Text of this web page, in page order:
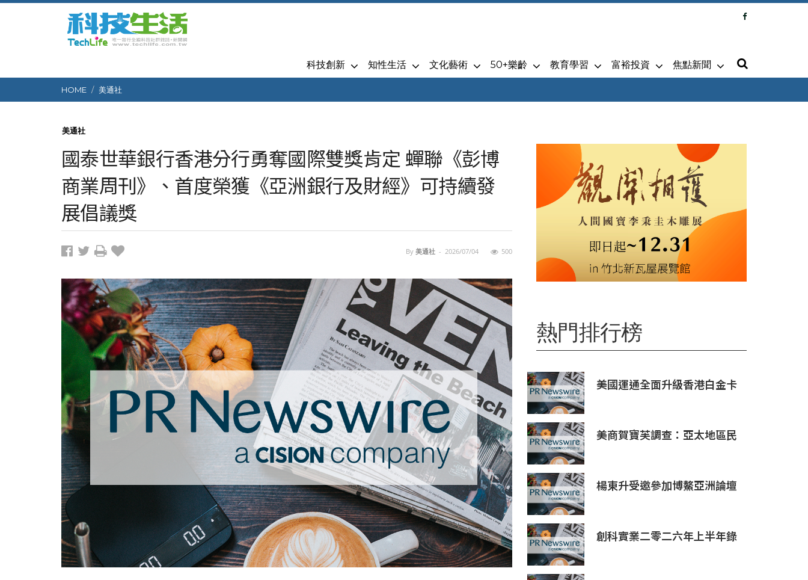
科技創新 知性生活 文化藝術 50+樂齡 教育學習 富裕投資 焦點新聞
HOME 美通社
美通社
國泰世華銀行香港分行勇奪國際雙獎肯定 蟬聯《彭博
商業周刊》、首度榮獲《亞洲銀行及財經》可持續發
展倡議獎
By 美通社 - 2026/07/04 500
熱門排行榜
美國運通全面升級香港白金卡
美商賀寶芙調查：亞太地區民
重要
楊東升受邀參加博鰲亞洲論壇
創科實業二零二六年上半年錄